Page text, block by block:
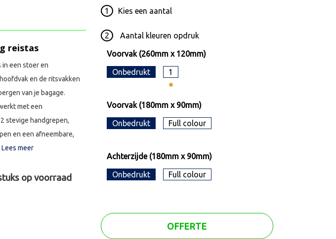
1 Kies een aantal
2 Aantal kleuren opdruk
Voorvak (260mm x 120mm)
Onbedrukt 1
Voorvak (180mm x 90mm)
Onbedrukt Full colour
Achterzijde (180mm x 90mm)
Onbedrukt Full colour
OFFERTE
reistas
in een stoer en
en de ritsvakken
van je bagage.
met een
stevige handgrepen,
en een afneembare,
meer
op voorraad